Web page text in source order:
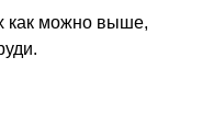
как можно выше,